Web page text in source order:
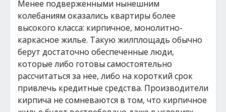
Менее подверженными нынешним
колебаниям оказались квартиры более
высокого класса: кирпичное, монолитно-
каркасное жилье. Такую жилплощадь обычно
берут достаточно обеспеченные люди,
которые либо готовы самостоятельно
рассчитаться за нее, либо на короткий срок
привлечь кредитные средства. Производители
кирпича не сомневаются в том, что кирпичное